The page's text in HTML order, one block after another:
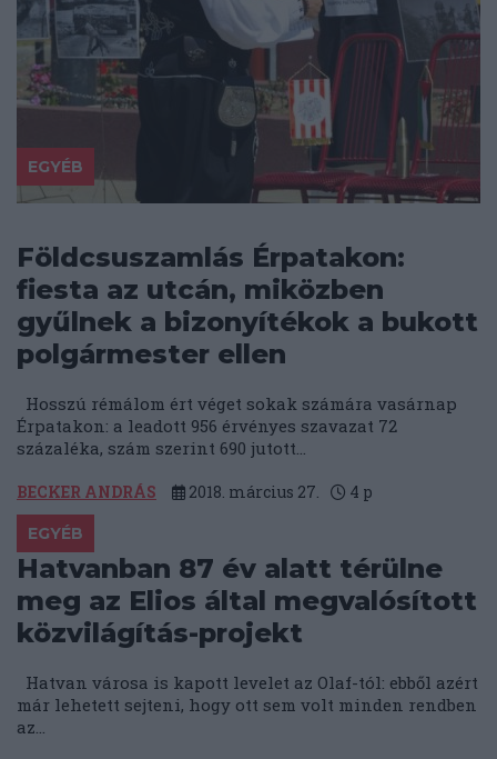
EGYÉB
Földcsuszamlás Érpatakon:
fiesta az utcán, miközben
gyűlnek a bizonyítékok a bukott
polgármester ellen
Hosszú rémálom ért véget sokak számára vasárnap
Érpatakon: a leadott 956 érvényes szavazat 72
százaléka, szám szerint 690 jutott...
BECKER ANDRÁS 2018. március 27. 4 p
EGYÉB
Hatvanban 87 év alatt térülne
meg az Elios által megvalósított
közvilágítás-projekt
Hatvan városa is kapott levelet az Olaf-tól: ebből azért
már lehetett sejteni, hogy ott sem volt minden rendben
az...